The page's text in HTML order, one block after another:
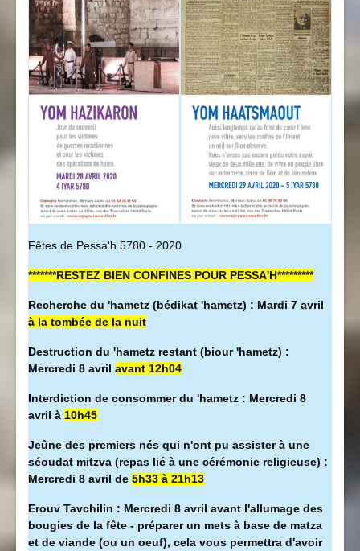
Fêtes de Pessa'h 5780 - 2020
*******RESTEZ BIEN CONFINES POUR PESSA'H*********
Recherche du 'hametz (bédikat 'hametz) : Mardi 7 avril
à la tombée de la nuit
Destruction du 'hametz restant (biour 'hametz) :
Mercredi 8 avril avant 12h04
Interdiction de consommer du 'hametz : Mercredi 8
avril à 10h45
Jeûne des premiers nés qui n'ont pu assister à une
séoudat mitzva (repas lié à une cérémonie religieuse) :
Mercredi 8 avril de 5h33 à 21h13
Erouv Tavchilin : Mercredi 8 avril avant l'allumage des
bougies de la fête - préparer un mets à base de matza
et de viande (ou un oeuf), cela vous permettra d'avoir